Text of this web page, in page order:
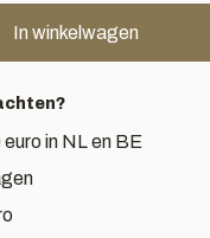
In winkelwagen
in NL en BE